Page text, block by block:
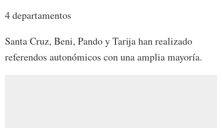
4 departamentos
Santa Cruz, Beni, Pando y Tarija han realizado
referendos autonómicos con una amplia mayoría.